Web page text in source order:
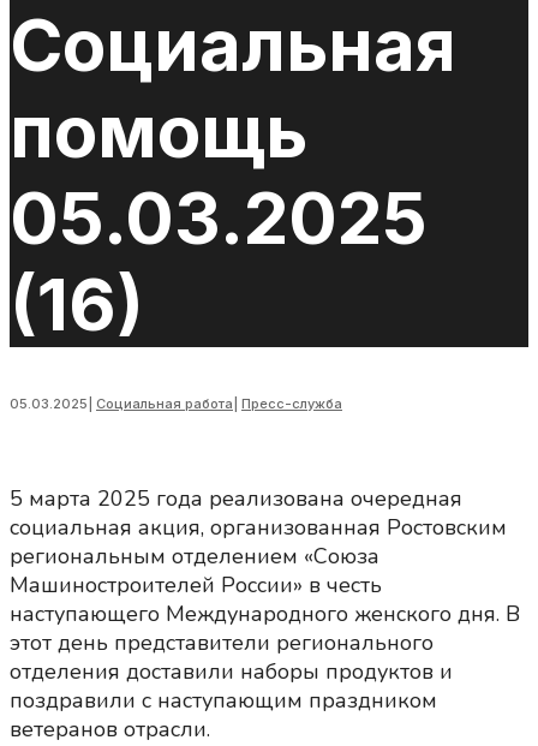
Социальная
помощь
05.03.2025
(16)
05.03.2025 Социальная работа Пресс-служба
5 марта 2025 года реализована очередная
социальная акция, организованная Ростовским
региональным отделением «Союза
Машиностроителей России» в честь
наступающего Международного женского дня. В
этот день представители регионального
отделения доставили наборы продуктов и
поздравили с наступающим праздником
ветеранов отрасли.